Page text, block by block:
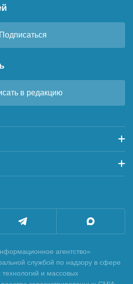
Подписаться
в редакцию
агентство»
службой по надзору в сфере
и массовых